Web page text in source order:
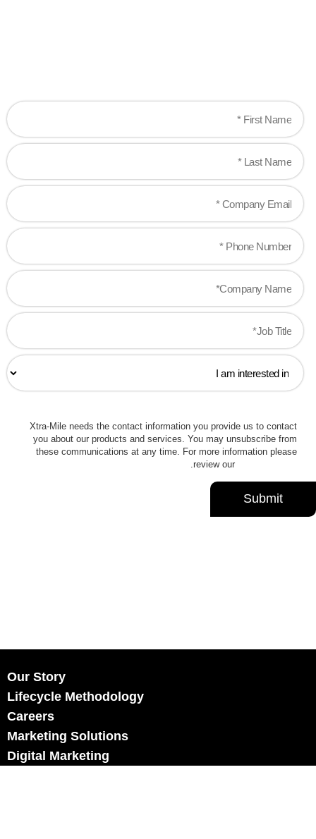
Xtra-Mile needs the contact information you provide us to contact
you about our products and services. You may unsubscribe from
these communications at any time. For more information please
review our
.
Our Story
Lifecycle Methodology
Careers
Marketing Solutions
Digital Marketing